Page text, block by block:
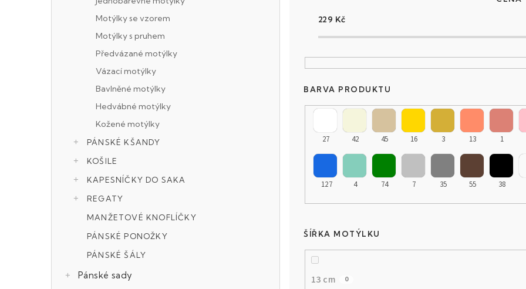
Motýlky se vzorem
Motýlky s pruhem
Předvázané motýlky
Vázací motýlky
Bavlněné motýlky
Hedvábné motýlky
Kožené motýlky
PÁNSKÉ KŠANDY
KOŠILE
KAPESNÍČKY DO SAKA
REGATY
MANŽETOVÉ KNOFLÍČKY
PÁNSKÉ PONOŽKY
PÁNSKÉ ŠÁLY
Pánské sady
229 Kč
BARVA PRODUKTU
27 42 45 16 3 13 1
127 4 74 7 35 55 38
ŠÍŘKA MOTÝLKU
13 cm 0